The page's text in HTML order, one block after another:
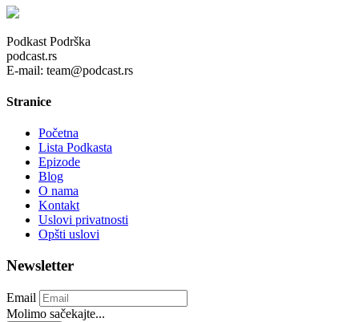
Podkast Podrška
podcast.rs
E-mail: team@podcast.rs
Stranice
Početna
Lista Podkasta
Epizode
Blog
O nama
Kontakt
Uslovi privatnosti
Opšti uslovi
Newsletter
Email
Molimo sačekajte...